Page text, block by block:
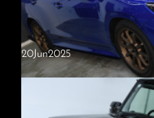
RVR ご入庫いただきました。経
スバル・レヴォーグ
20Jun2025